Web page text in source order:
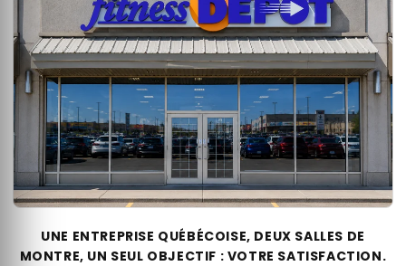
UNE ENTREPRISE QUÉBÉCOISE, DEUX SALLES DE
MONTRE, UN SEUL OBJECTIF : VOTRE SATISFACTION.